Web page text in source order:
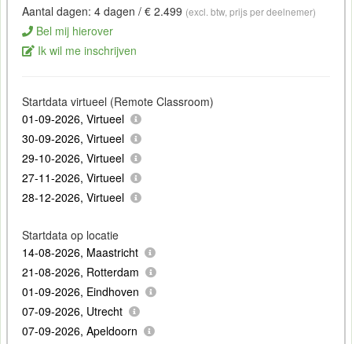
Aantal dagen: 4 dagen / € 2.499 (excl. btw, prijs per deelnemer)
Bel mij hierover
Ik wil me inschrijven
Startdata virtueel (Remote Classroom)
01-09-2026, Virtueel
30-09-2026, Virtueel
29-10-2026, Virtueel
27-11-2026, Virtueel
28-12-2026, Virtueel
Startdata op locatie
14-08-2026, Maastricht
21-08-2026, Rotterdam
01-09-2026, Eindhoven
07-09-2026, Utrecht
07-09-2026, Apeldoorn